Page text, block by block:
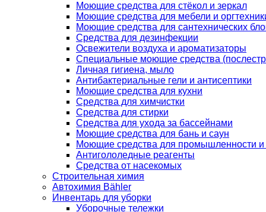
Моющие средства для стёкол и зеркал
Моющие средства для мебели и
Моющие средства для сантехнических
Средства для дезинфекции
Освежители воздуха и ароматизаторы
Специальные моющие средства
Личная гигиена, мыло
Антибактериальные гели и антисептики
Моющие средства для кухни
Средства для химчистки
Средства для стирки
Средства для ухода за бассейнами
Моющие средства для бань и саун
Моющие средства для промышленности и
Антигололедные реагенты
Средства от насекомых
Строительная химия
Автохимия Bähler
Инвентарь для уборки
Уборочные тележки